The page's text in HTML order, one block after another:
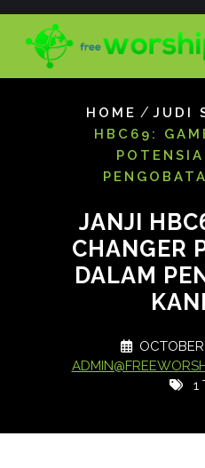
content
HOME / JUDI
HBC69:
JANJI
CHANGER
DALAM
1